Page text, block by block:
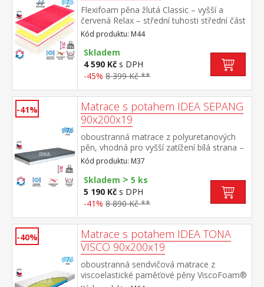
Flexifoam pěna žlutá Classic – vyšší a
červená Relax – střední tuhosti střední část
jádra zaručuje díky vlnkám vysokou
vzdušnost rozdělena do 7 anatomických
zón různé tuhosti a profilace pěn –
ortopedické vlastnosti potah Relaxtic –
prošitý vzdušným dutým vláknem,
do 60 °C optimalizovaná pro zátěž do 110
kg
Kód produktu: M44
Skladem
4 590 Kč s DPH
-45% 8 399 Kč **
-41%
Matrace s potahem IDEA SEPANG
90x200x19
oboustranná matrace z polyuretanových
pěn, vhodná pro vyšší zatížení bílá strana –
7 anatomických zón, šedá strana – prořez
pro prevenci vzniku proleženin matrace
střední tuhosti (3-4 z 5) doporučené uložení
na pevný i polohovací lamelový rošt potah
snímatelný a pratelný do 60 °C, prošitý
doporučená nosnost do 130 kg, výška
matrace 19 cm
Kód produktu: M37
Skladem > 5 ks
5 190 Kč s DPH
-41% 8 890 Kč **
-40%
Matrace s potahem IDEA TONA
VISCO 90x200x19
oboustranná sendvičová matrace z
viscoelastické paměťové pěny ViscoFoam®